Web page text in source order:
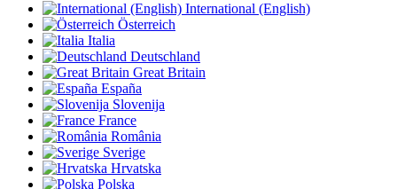
International (English)
Österreich
Italia
Deutschland
Great Britain
España
Slovenija
France
România
Sverige
Hrvatska
Polska